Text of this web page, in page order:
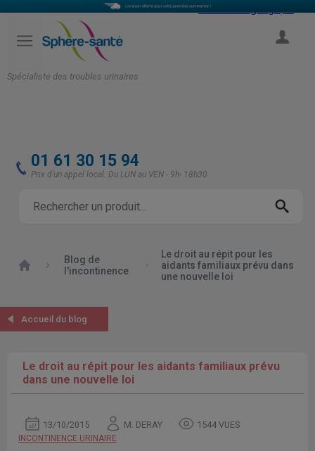
Spécialiste des troubles urinaires
Select Language
01 61 30 15 94
Prix d'un appel local. Du LUN au VEN - 9h- 18h30
Accueil
Blog de
l'incontinence
Le droit au répit pour les
aidants familiaux prévu dans
une nouvelle loi
Accueil du blog
Le droit au répit pour les aidants familiaux prévu
dans une nouvelle loi
13/10/2015 M. DERAY 1544 VUES
INCONTINENCE URINAIRE